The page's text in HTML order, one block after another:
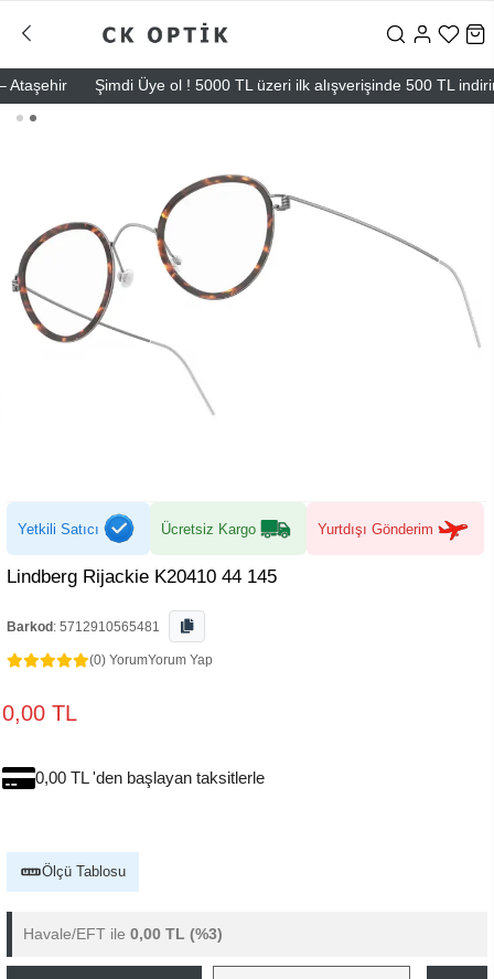
Şimdi Üye ol ! 5000 TL üzeri ilk alışverişinde 500 TL indirim
Yetkili Satıcı Ücretsiz Kargo Yurtdışı Gönderim
Lindberg Rijackie K20410 44 145
Barkod : 5712910565481
(0) YorumYorum Yap
0,00 TL
0,00 TL 'den başlayan taksitlerle
Ölçü Tablosu
Havale/EFT ile 0,00 TL (%3)